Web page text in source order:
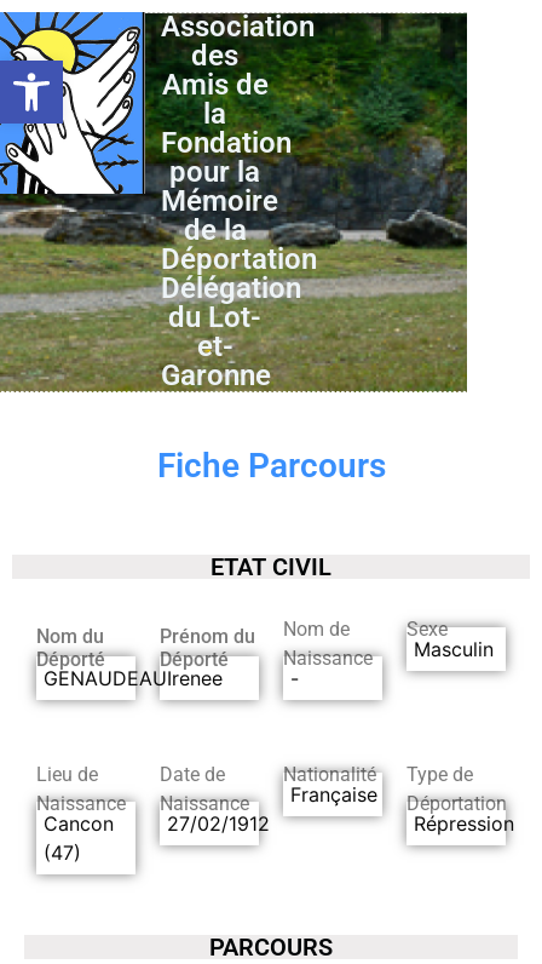
Ouvrir la barre d’outils
Association
des
Amis de
la
Fondation
pour la
Mémoire
de la
Déportation
Délégation
du Lot-
et-
Garonne
Fiche Parcours
ETAT CIVIL
Nom du
Déporté
GENAUDEAU
Prénom du
Déporté
Irenee
Nom de
Naissance
-
Sexe
Masculin
Lieu de
Naissance
Cancon
(47)
Date de
Naissance
27/02/1912
Nationalité
Française
Type de
Déportation
Répression
PARCOURS